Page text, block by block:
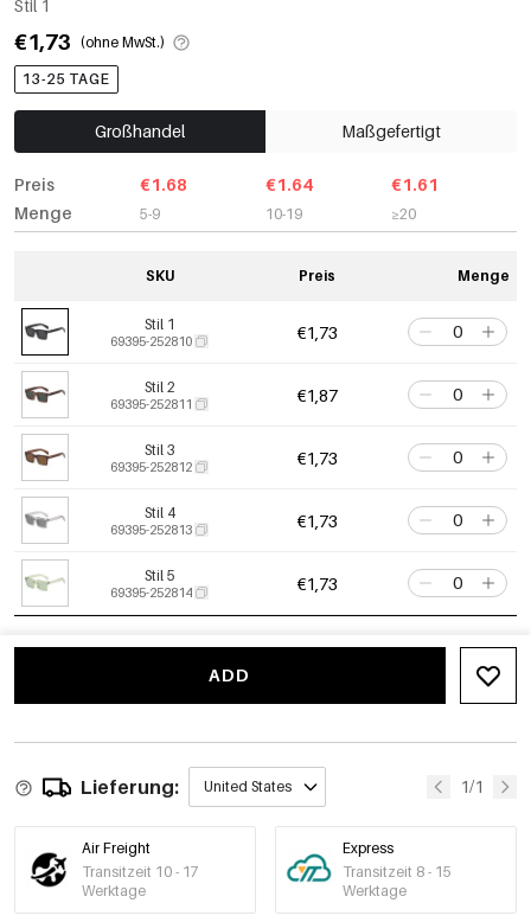
Stil 1
€1,73 (ohne MwSt.)
13-25 TAGE
Großhandel Maßgefertigt
Preis
Menge
€1.68
5-9
€1.64
10-19
€1.61
≥20
SKU Preis Menge
Stil 1
69395-252810 €1,73
Stil 2
69395-252811 €1,87
Stil 3
69395-252812 €1,73
Stil 4
69395-252813 €1,73
Stil 5
69395-252814 €1,73
ADD
Lieferung: United States 1/1
Air Freight
Transitzeit 10 - 17
Werktage
Express
Transitzeit 8 - 15
Werktage